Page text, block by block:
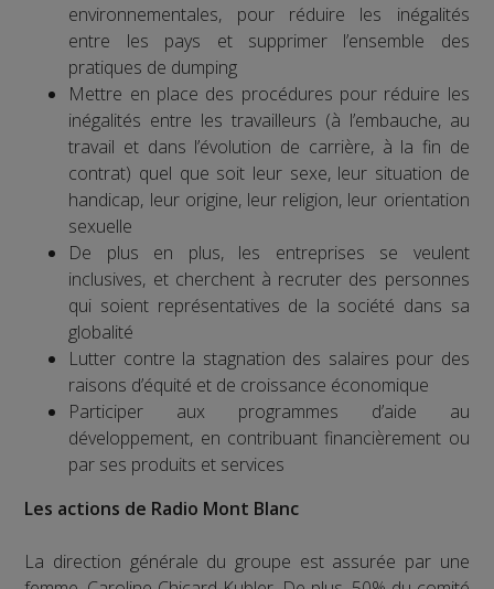
environnementales, pour réduire les inégalités
entre les pays et supprimer l’ensemble des
pratiques de dumping
Mettre en place des procédures pour réduire les
inégalités entre les travailleurs (à l’embauche, au
travail et dans l’évolution de carrière, à la fin de
contrat) quel que soit leur sexe, leur situation de
handicap, leur origine, leur religion, leur orientation
sexuelle
De plus en plus, les entreprises se veulent
inclusives, et cherchent à recruter des personnes
qui soient représentatives de la société dans sa
globalité
Lutter contre la stagnation des salaires pour des
raisons d’équité et de croissance économique
Participer aux programmes d’aide au
développement, en contribuant financièrement ou
par ses produits et services
Les actions de Radio Mont Blanc
La direction générale du groupe est assurée par une